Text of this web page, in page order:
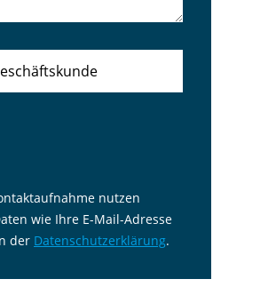
nutzen
wie Ihre E-Mail-Adresse
der Datenschutzerklärung.